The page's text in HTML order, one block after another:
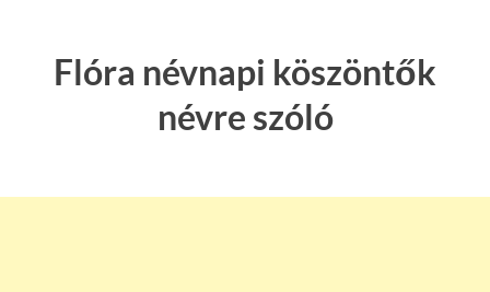
Flóra névnapi köszöntők
névre szóló